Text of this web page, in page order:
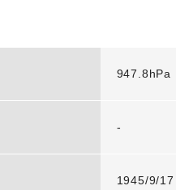
947.8hPa
-
1945/9/